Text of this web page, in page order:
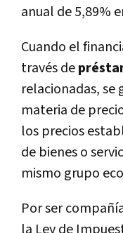
anual de 5,89%
Cuando el
través de
relacionadas, se
materia de
los precios
de bienes o
mismo grupo
Por ser